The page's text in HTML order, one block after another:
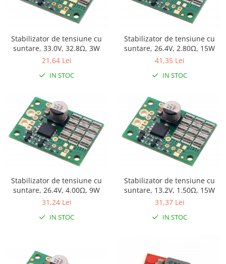
Accesorii
Accesorii
Cabluri
Conectori
Cutii
Sticker
Condensatoare
PCB - Placute Circuit
Stabilizator de tensiune cu
suntare, 33.0V, 32.8Ω, 3W
21,64 Lei
IN STOC
Stabilizator de tensiune cu
suntare, 26.4V, 2.80Ω, 15W
41,35 Lei
IN STOC
Stabilizator de tensiune cu
suntare, 26.4V, 4.00Ω, 9W
31,24 Lei
IN STOC
Stabilizator de tensiune cu
suntare, 13.2V, 1.50Ω, 15W
31,37 Lei
IN STOC